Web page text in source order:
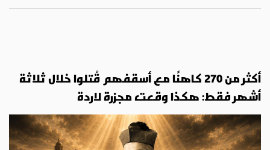
أكثر من 270 كاهنًا مع أسقفهم قُتلوا خلال ثلاثة
أشهر فقط: هكذا وقعت مجزرة لاردة